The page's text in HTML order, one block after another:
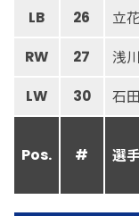
LB 26 立
RW 27 浅
LW 30 石
Pos. # 選